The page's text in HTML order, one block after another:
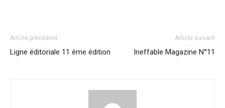
Article précédent
Ligne éditoriale 11 éme édition
Article suivant
Ineffable Magazine N°11